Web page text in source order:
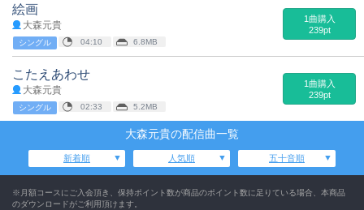
絵画
大森元貴
シングル 04:10 6.8MB
1曲購入
239pt
こたえあわせ
大森元貴
シングル 02:33 5.2MB
1曲購入
239pt
大森元貴の配信曲一覧
新着順 人気順 五十音順
※月額コースにご入会頂き、保持ポイント数が商品のポイント数に足りている場合、本商品
のダウンロードがご利用頂けます。